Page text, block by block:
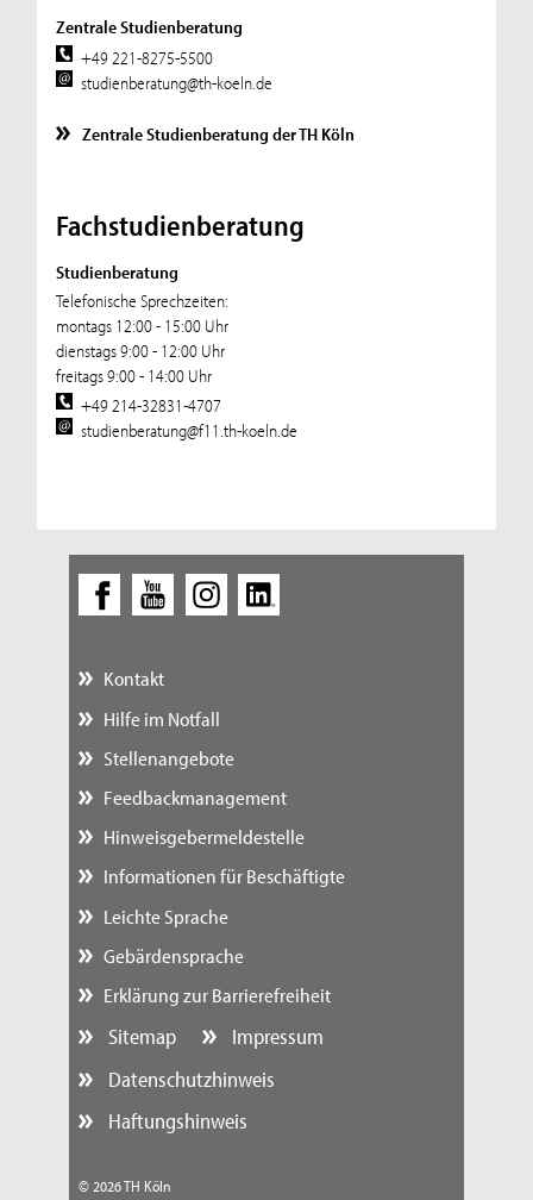
Zentrale Studienberatung
+49 221-8275-5500
studienberatung@th-koeln.de
Zentrale Studienberatung der TH Köln
Fachstudienberatung
Studienberatung
Telefonische Sprechzeiten:
montags 12:00 - 15:00 Uhr
dienstags 9:00 - 12:00 Uhr
freitags 9:00 - 14:00 Uhr
+49 214-32831-4707
studienberatung@f11.th-koeln.de
Kontakt
Hilfe im Notfall
Stellenangebote
Feedbackmanagement
Hinweisgebermeldestelle
Informationen für Beschäftigte
Leichte Sprache
Gebärdensprache
Erklärung zur Barrierefreiheit
Sitemap
Impressum
Datenschutzhinweis
Haftungshinweis
© 2026 TH Köln